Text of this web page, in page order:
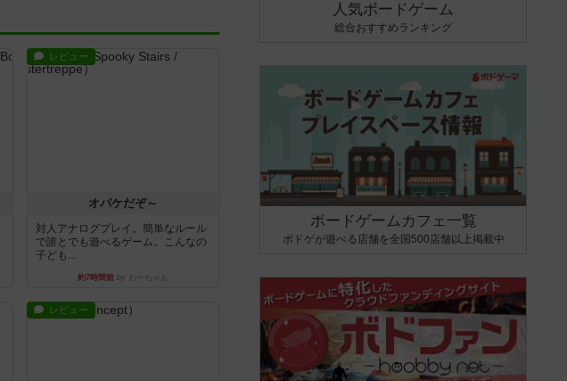
レビュー
オバケだぞ～
対人アナログプレイ。簡単なルール
で誰とでも遊べるゲーム。こんなの
子ども...
約7時間前 by おーちゃん
レビュー
人気ボードゲーム
総合おすすめランキング
ボードゲームカフェ一覧
ボドゲが遊べる店舗を全国500店舗以上掲載中